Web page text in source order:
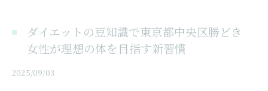
ダイエットの豆知識で東京都中央区勝どき
女性が理想の体を目指す新習慣
2025/09/03